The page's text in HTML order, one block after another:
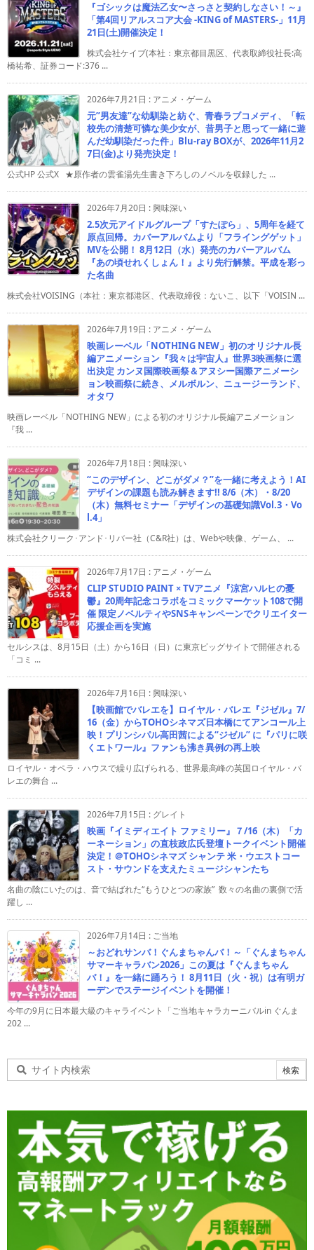
『ゴシックは魔法乙女〜さっさと契約しなさい！～』
「第4回リアルスコア大会 -KING of MASTERS-」11月
21日(土)開催決定！
株式会社ケイブ(本社：東京都目黒区、代表取締役社長:高
橋祐希、証券コード:376 ...
2026年7月21日 : アニメ・ゲーム
元”男友達”な幼馴染と紡ぐ、青春ラブコメディ、「転
校先の清楚可憐な美少女が、昔男子と思って一緒に遊
んだ幼馴染だった件」Blu-ray BOXが、2026年11月2
7日(金)より発売決定！
公式HP 公式X ★原作者の雲雀湯先生書き下ろしのノベルを収録した ...
2026年7月20日 :興味深い
2.5次元アイドルグループ「すたぽら」、5周年を経て
原点回帰。カバーアルバムより「フライングゲット」
MVを公開！ 8月12日（水）発売のカバーアルバム
『あの頃せれくしょん！』より先行解禁。平成を彩っ
た名曲
株式会社VOISING（本社：東京都港区、代表取締役：ないこ、以下「VOISIN ...
2026年7月19日 : アニメ・ゲーム
映画レーベル「NOTHING NEW」初のオリジナル長
編アニメーション『我々は宇宙人』世界3映画祭に選
出決定 カンヌ国際映画祭＆アヌシー国際アニメーシ
ョン映画祭に続き、メルボルン、ニュージーランド、
オタワ
映画レーベル「NOTHING NEW」による初のオリジナル長編アニメーション
『我 ...
2026年7月18日 :興味深い
“このデザイン、どこがダメ？”を一緒に考えよう！AI
デザインの課題も読み解きます!! 8/6（木）・8/20
（木）無料セミナー「デザインの基礎知識Vol.3・Vo
l.4」
株式会社クリーク･アンド･リバー社（C&R社）は、Webや映像、ゲーム、 ...
2026年7月17日 : アニメ・ゲーム
CLIP STUDIO PAINT × TVアニメ『涼宮ハルヒの憂
鬱』20周年記念コラボをコミックマーケット108で開
催 限定ノベルティやSNSキャンペーンでクリエイター
応援企画を実施
セルシスは、8月15日（土）から16日（日）に東京ビッグサイトで開催される
「コミ ...
2026年7月16日 :興味深い
【映画館でバレエを】ロイヤル・バレエ『ジゼル』7/
16（金）からTOHOシネマズ日本橋にてアンコール上
映！プリンシパル高田茜による“ジゼル” に『パリに咲
くエトワール』ファンも沸き異例の再上映
ロイヤル・オペラ・ハウスで繰り広げられる、世界最高峰の英国ロイヤル・バ
レエの舞台 ...
2026年7月15日 : グレイト
映画『イミディエイト ファミリー』７/16（木）「カ
ーネーション」の直枝政広氏登壇トークイベント開催
決定！＠TOHOシネマズ シャンテ 米・ウエストコー
スト・サウンドを支えたミュージシャンたち
名曲の陰にいたのは、音で結ばれた“もうひとつの家族” 数々の名曲の裏側で活
躍し ...
2026年7月14日 : ご当地
～おどれサンバ！ぐんまちゃんバ！～「ぐんまちゃん
サマーキャラバン2026」この夏は『ぐんまちゃん
バ！』を一緒に踊ろう！ 8月11日（火・祝）は有明ガ
ーデンでステージイベントを開催！
今年の9月に日本最大級のキャライベント「ご当地キャラカーニバルin ぐんま
202 ...